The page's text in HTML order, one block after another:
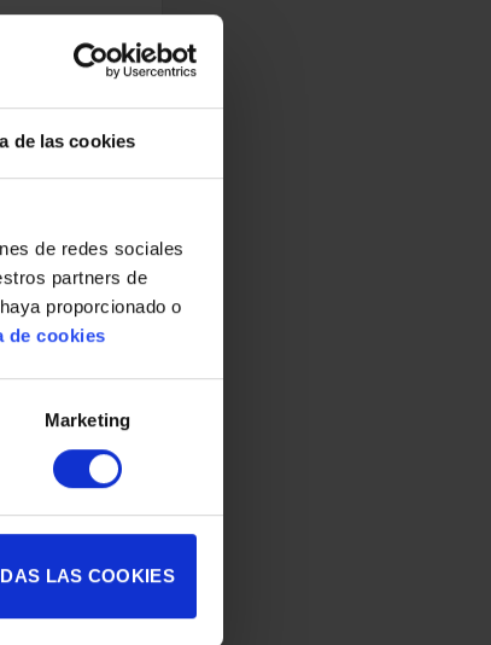
de las cookies
de redes sociales
partners de
proporcionado o
de cookies
Marketing
LAS COOKIES